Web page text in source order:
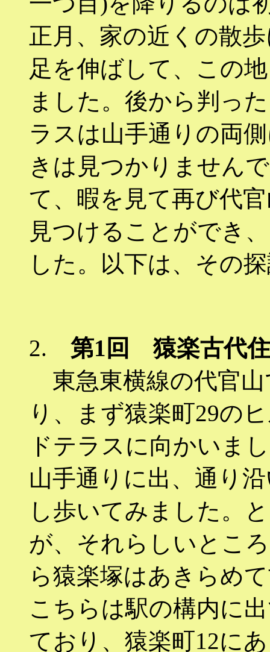
正月、家の近くの散
足を伸ばして、この
ました。後から判っ
ラスは山手通りの両
きは見つかりません
て、暇を見て再び代
見つけることができ
した。以下は、その
2. 第1回 猿楽古代
東急東横線の代官山
り、まず猿楽町29の
ドテラスに向かいま
山手通りに出、通り
し歩いてみました。
が、それらしいとこ
ら猿楽塚はあきらめ
こちらは駅の構内に
ており、猿楽町12に